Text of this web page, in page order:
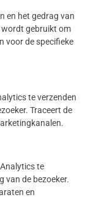
en het gedrag van
wordt gebruikt om
voor de specifieke
te verzenden
Traceert de
te
van de bezoeker.
en